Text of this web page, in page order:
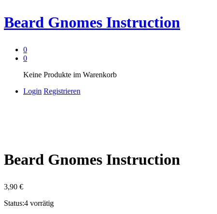
Beard Gnomes Instruction
0
0
Keine Produkte im Warenkorb
Login Registrieren
Beard Gnomes Instruction
3,90 €
Status:4 vorrätig